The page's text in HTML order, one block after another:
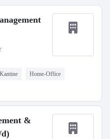
Kantine Home-Office
&